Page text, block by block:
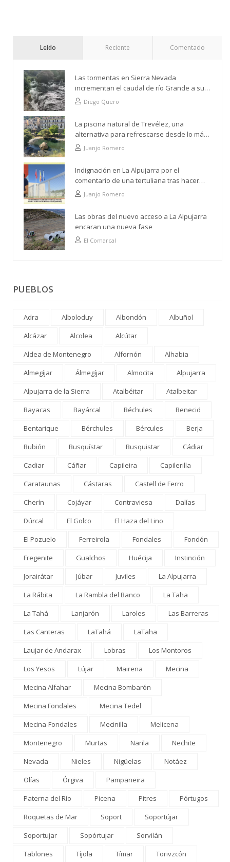
Leído Reciente Comentado
Las tormentas en Sierra Nevada
incrementan el caudal de río Grande a su
paso por Trevélez
Diego Quero
La piscina natural de Trevélez, una
alternativa para refrescarse desde lo más
altoJuanjo Romero
Indignación en La Alpujarra por el
comentario de una tertuliana tras hacer
alusión al analfabetismo con la comarca
Juanjo Romero
Las obras del nuevo acceso a La Alpujarra
encaran una nueva fase
El Comarcal
PUEBLOS
Adra Alboloduy Albondón
Albuñol
Alcázar
Alcolea
Alcútar
Aldea de Montenegro
Alfornón
Alhabia
Almegíjar
Álmegíjar Almocita
Alpujarra
Alpujarra de la Sierra
Atalbéitar
Atalbeitar
Bayacas
Bayárcal Béchules
Benecid
Bentarique
Bérchules Bércules
Berja
Bubión
Busquístar Busquistar
Cádiar
Cadiar
Cáñar Capileira
Capilerilla
Carataunas
Cástaras
Castell de Ferro
Cherín
Cojáyar Contraviesa
Dalías
Dúrcal
El Golco
El Haza del Lino
El Pozuelo
Ferreirola Fondales
Fondón
Fregenite
Gualchos Huécija
Instinción
Jorairátar
Júbar Juviles
La Alpujarra
La Rábita
La Rambla del Banco
La Taha
La Tahá
Lanjarón Laroles
Las Barreras
Las Canteras
LaTahá
LaTaha
Laujar de Andarax
Lobras
Los Montoros
Los Yesos
Lújar Mairena
Mecina
Mecina Alfahar
Mecina Bombarón
Mecina Fondales
Mecina Tedel
Mecina-Fondales
Mecinilla
Melicena
Montenegro
Murtas Narila
Nechite
Nevada
Nieles Nigüelas
Notáez
Olías
Órgiva
Pampaneira
Paterna del Río
Picena Pitres
Pórtugos
Roquetas de Mar
Soport
Soportújar
Soportujar
Sopórtujar
Sorvilán
Tablones
Tíjola Tímar
Torivzcón